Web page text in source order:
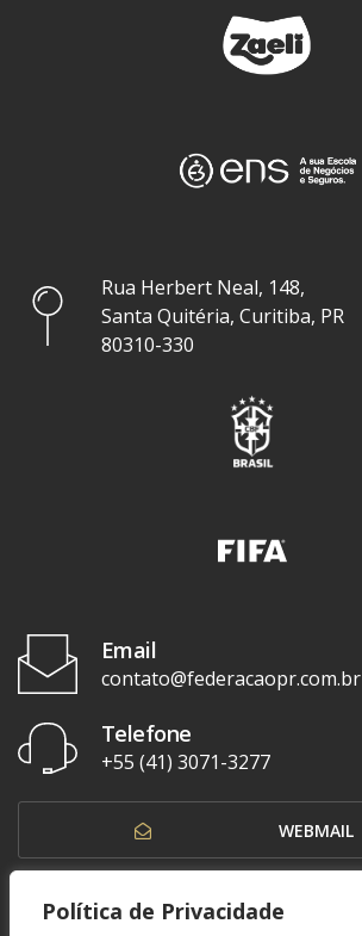
Política de Privacidade
Rua Herbert Neal, 148,
Santa Quitéria, Curitiba, PR
80310-330
Email
contato@federacaopr.com.br
Telefone
+55 (41) 3071-3277
WEBMAIL
OUVIDORIA